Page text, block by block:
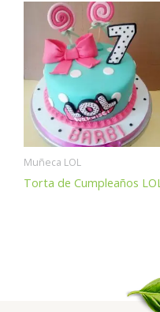
Muñeca LOL
Torta de Cumpleaños LOL